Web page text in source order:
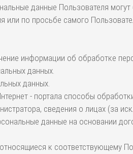
данные Пользователя
или по просьбе самого
информации об обработке
данных.
данных.
- портала способы
сведения о лицах (за
данные на основании
к соответствующему